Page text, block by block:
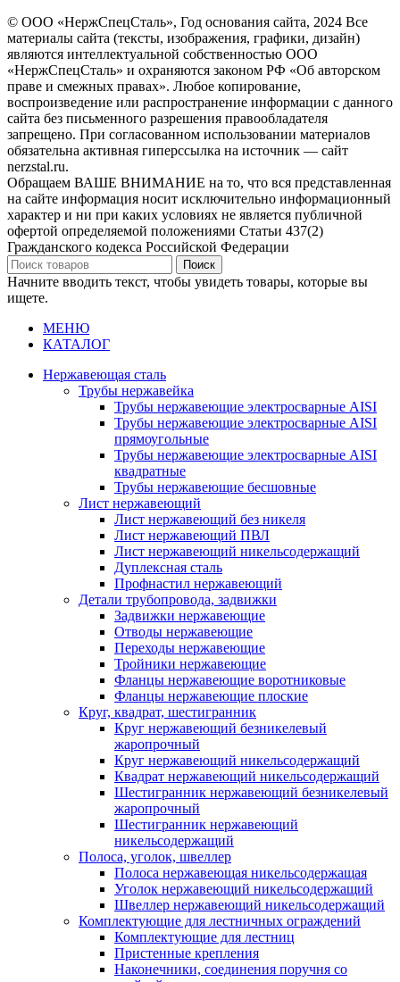
© ООО «НержСпецСталь», Год основания сайта, 2024 Все
материалы сайта (тексты, изображения, графики, дизайн)
являются интеллектуальной собственностью ООО
«НержСпецСталь» и охраняются законом РФ «Об авторском
праве и смежных правах». Любое копирование,
воспроизведение или распространение информации с данного
сайта без письменного разрешения правообладателя
запрещено. При согласованном использовании материалов
обязательна активная гиперссылка на источник — сайт
nerzstal.ru.
Обращаем ВАШЕ ВНИМАНИЕ на то, что вся представленная
на сайте информация носит исключительно информационный
характер и ни при каких условиях не является публичной
офертой определяемой положениями Статьи 437(2)
Гражданского кодекса Российской Федерации
Поиск
Начните вводить текст, чтобы увидеть товары, которые вы
ищете.
МЕНЮ
КАТАЛОГ
Нержавеющая сталь
Трубы нержавейка
Трубы нержавеющие электросварные AISI
Трубы нержавеющие электросварные AISI
прямоугольные
Трубы нержавеющие электросварные AISI
квадратные
Трубы нержавеющие бесшовные
Лист нержавеющий
Лист нержавеющий без никеля
Лист нержавеющий ПВЛ
Лист нержавеющий никельсодержащий
Дуплексная сталь
Профнастил нержавеющий
Детали трубопровода, задвижки
Задвижки нержавеющие
Отводы нержавеющие
Переходы нержавеющие
Тройники нержавеющие
Фланцы нержавеющие воротниковые
Фланцы нержавеющие плоские
Круг, квадрат, шестигранник
Круг нержавеющий безникелевый
жаропрочный
Круг нержавеющий никельсодержащий
Квадрат нержавеющий никельсодержащий
Шестигранник нержавеющий безникелевый
жаропрочный
Шестигранник нержавеющий
никельсодержащий
Полоса, уголок, швеллер
Полоса нержавеющая никельсодержащая
Уголок нержавеющий никельсодержащий
Швеллер нержавеющий никельсодержащий
Комплектующие для лестничных ограждений
Комплектующие для лестниц
Пристенные крепления
Наконечники, соединения поручня со